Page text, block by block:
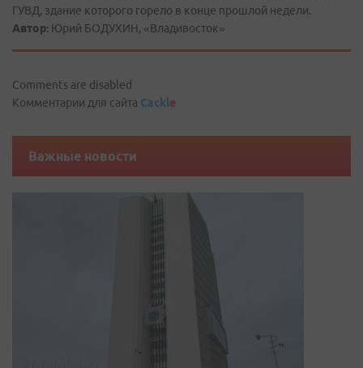
ГУВД, здание которого горело в конце прошлой недели.
Автор: Юрий БОДУХИН, «Владивосток»
Comments are disabled
Комментарии для сайта Cackle
Важные новости